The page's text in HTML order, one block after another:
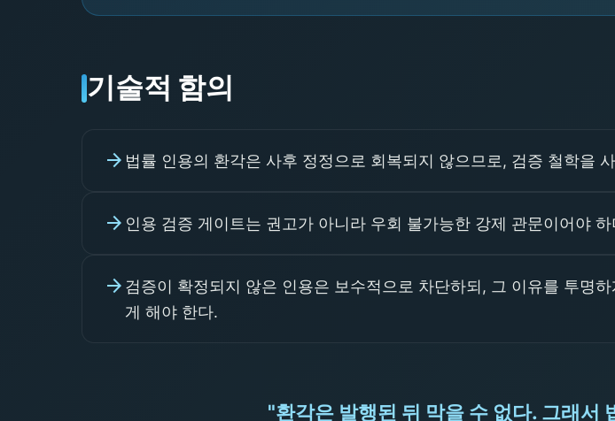
기술적 함의
arrow_forward 법률 인용의 환각은 사후 정정으로 회복되지 않으므로, 검증 철학을
arrow_forward 인용 검증 게이트는 권고가 아니라 우회 불가능한 강제 관문이어야
arrow_forward 검증이 확정되지 않은 인용은 보수적으로 차단하되, 그 이유를 투명
게 해야 한다.
"환각은 발행된 뒤 막을 수 없다. 그래서